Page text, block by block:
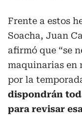
Frente a estos
Soacha, Juan
afirmó que “se
maquinarias en
por la
dispondrán
para revisar